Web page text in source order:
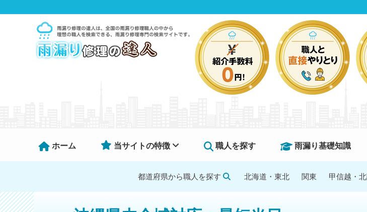
ホーム 当サイトの特徴 職人を探す 雨漏り基礎知識
都道府県から職人を探す 北海道・東北 関東 甲信越・